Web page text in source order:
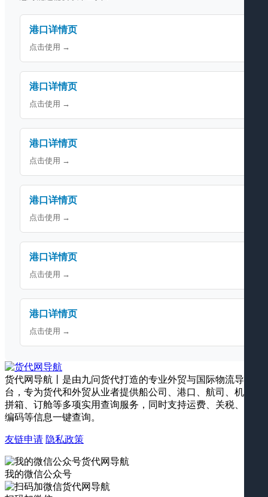
港口详情页
点击使用 →
港口详情页
点击使用 →
港口详情页
点击使用 →
港口详情页
点击使用 →
港口详情页
点击使用 →
港口详情页
点击使用 →
货代网导航丨是由九问货代打造的专业外贸与国际物流导航平
台，专为货代和外贸从业者提供船公司、港口、航司、机场、
拼箱、订舱等多项实用查询服务，同时支持运费、关税、海关
编码等信息一键查询。
友链申请 隐私政策
我的微信公众号